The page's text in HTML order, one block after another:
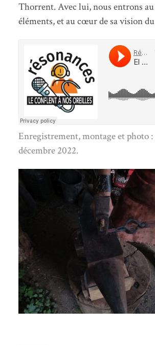
Thorrent. Avec lui, nous entrons
éléments, et au cœur de sa vision
Enregistrement, montage et photo :
décembre 2022.